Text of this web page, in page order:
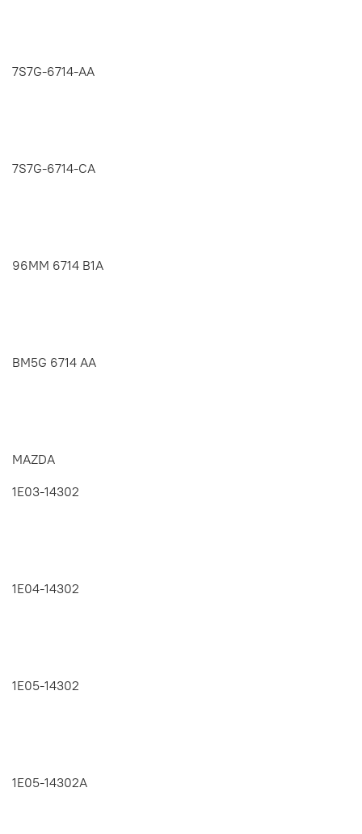
7S7G-6714-AA
7S7G-6714-CA
96MM 6714 B1A
BM5G 6714 AA
MAZDA
1E03-14302
1E04-14302
1E05-14302
1E05-14302A